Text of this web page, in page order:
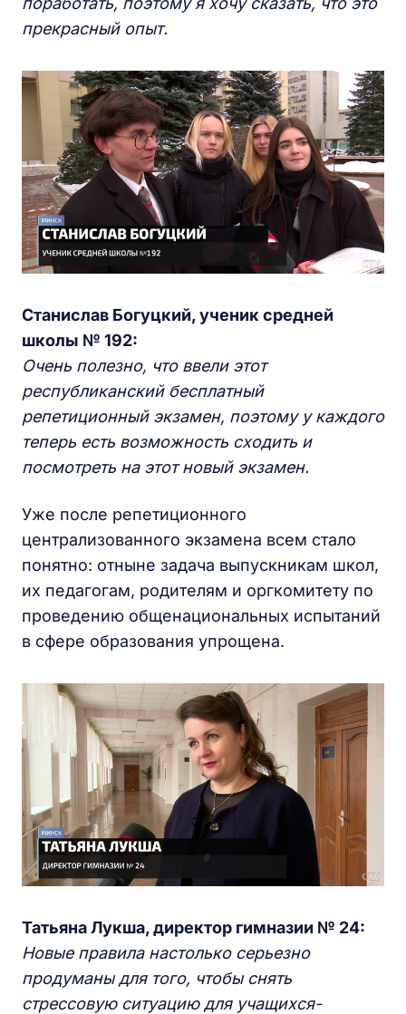
прекрасный опыт.
Станислав Богуцкий, ученик средней
школы № 192:
Очень полезно, что ввели этот
республиканский бесплатный
репетиционный экзамен, поэтому у каждого
теперь есть возможность сходить и
посмотреть на этот новый экзамен.
Уже после репетиционного
централизованного экзамена всем стало
понятно: отныне задача выпускникам школ,
их педагогам, родителям и оргкомитету по
проведению общенациональных испытаний
в сфере образования упрощена.
Татьяна Лукша, директор гимназии № 24:
Новые правила настолько серьезно
продуманы для того, чтобы снять
стрессовую ситуацию для учащихся-